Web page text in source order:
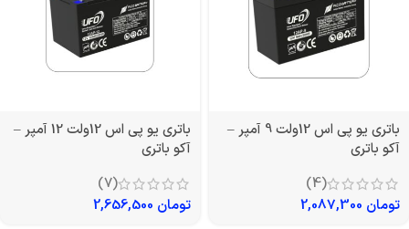
باتری یو پی اس 12ولت 9 آمپر –
آکو باتری
(4)
تومان
باتری یو پی اس 12ولت 12 آمپر –
آکو باتری
(7)
تومان